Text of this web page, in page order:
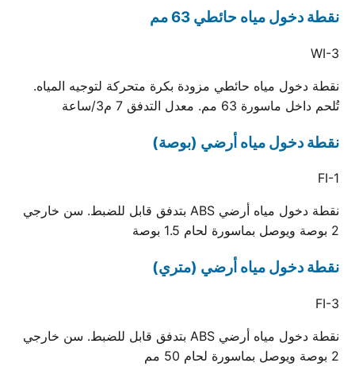
نقطة دخول مياه حائطي 63 مم
WI-3
نقطة دخول مياه حائطي مزودة بكرة متحركة لتوجيه المياه.
تُلحم داخل ماسورة 63 مم. معدل التدفق 7 م3/ساعة
نقطة دخول مياه أرضي (بوصة)
FI-1
نقطة دخول مياه أرضي ABS بتدفق قابل للضبط. سن خارجي
2 بوصة ويوصل بماسورة لحام 1.5 بوصة
نقطة دخول مياه أرضي (متري)
FI-3
نقطة دخول مياه أرضي ABS بتدفق قابل للضبط. سن خارجي
2 بوصة ويوصل بماسورة لحام 50 مم